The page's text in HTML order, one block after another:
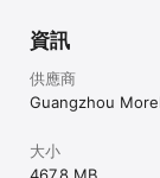
————————
#自動續訂說明#
針對不同地區，潮
員頁面。
其他規則：
- 確認購買後，將
資訊
供應商
Guangzhou
大小
467.8 MB